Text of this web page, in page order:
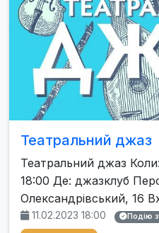
Театральний джаз
Театральний джаз
18:00 Де: джазклуб
Олександрівський, 16
11.02.2023 18:00 Подію